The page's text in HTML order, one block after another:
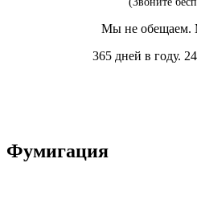
Мы не обещаем.
365 дней в году.
Фумигация